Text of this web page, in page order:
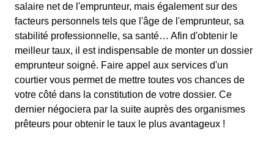
salaire net de l'emprunteur, mais également sur des
facteurs personnels tels que l'âge de l'emprunteur, sa
stabilité professionnelle, sa santé… Afin d'obtenir le
meilleur taux, il est indispensable de monter un dossier
emprunteur soigné. Faire appel aux services d'un
courtier vous permet de mettre toutes vos chances de
votre côté dans la constitution de votre dossier. Ce
dernier négociera par la suite auprès des organismes
prêteurs pour obtenir le taux le plus avantageux !